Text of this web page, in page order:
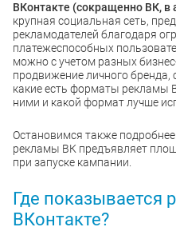
ВКонтакте (сокращенно ВК, в
крупная социальная сеть,
рекламодателей благодаря
платежеспособных
можно с учетом разных
продвижение личного бренда,
какие есть форматы рекламы
ними и какой формат лучше
Остановимся также
рекламы ВК предъявляет
при запуске кампании.
Где показывается
ВКонтакте?